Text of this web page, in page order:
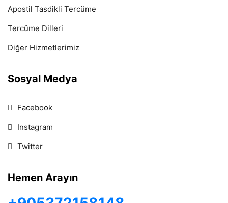
Apostil Tasdikli Tercüme
Tercüme Dilleri
Diğer Hizmetlerimiz
Sosyal Medya
Facebook
Instagram
Twitter
Hemen Arayın